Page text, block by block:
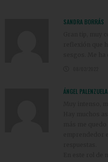
SANDRA BORRÁS
ÁNGEL PALENZUELA